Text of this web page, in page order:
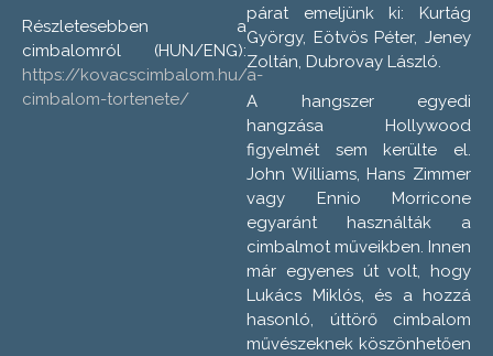
Részletesebben a
cimbalomról (HUN/ENG):
https://kovacscimbalom.hu/a-
cimbalom-tortenete/
párat emeljünk ki: Kurtág
György, Eötvös Péter, Jeney
Zoltán, Dubrovay László.
A hangszer egyedi
hangzása Hollywood
figyelmét sem kerülte el.
John Williams, Hans Zimmer
vagy Ennio Morricone
egyaránt használták a
cimbalmot műveikben. Innen
már egyenes út volt, hogy
Lukács Miklós, és a hozzá
hasonló, úttörő cimbalom
művészeknek köszönhetően